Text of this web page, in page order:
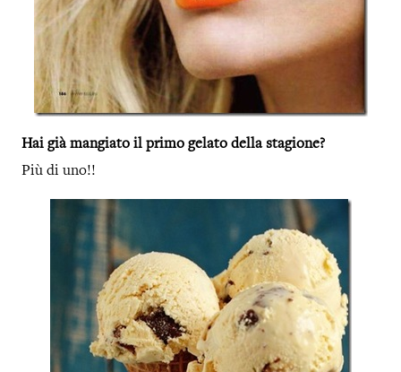
Hai già mangiato il primo gelato della stagione?
Più di uno!!